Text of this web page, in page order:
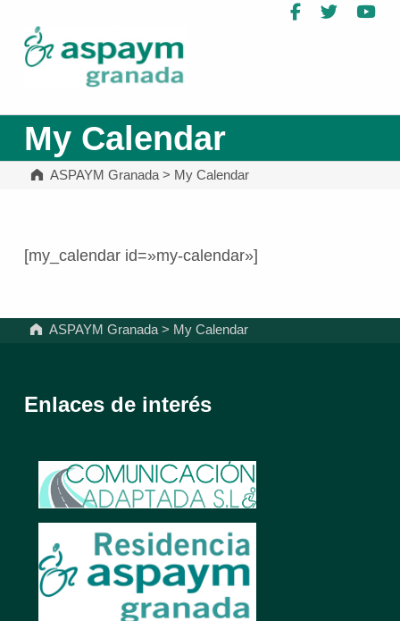
Facebook
Twitter
My Calendar
ASPAYM Granada> My Calendar
[my_calendar id=»my-calendar»]
ASPAYM Granada > My Calendar
Enlaces de interés